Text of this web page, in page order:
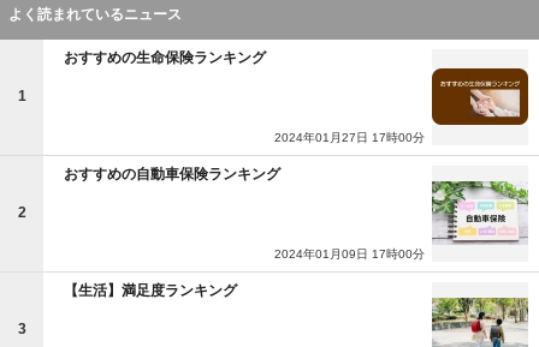
よく読まれているニュース
1
おすすめの生命保険ランキング
2024年01月27日 17時00分
2
おすすめの自動車保険ランキング
2024年01月09日 17時00分
3
【生活】満足度ランキング